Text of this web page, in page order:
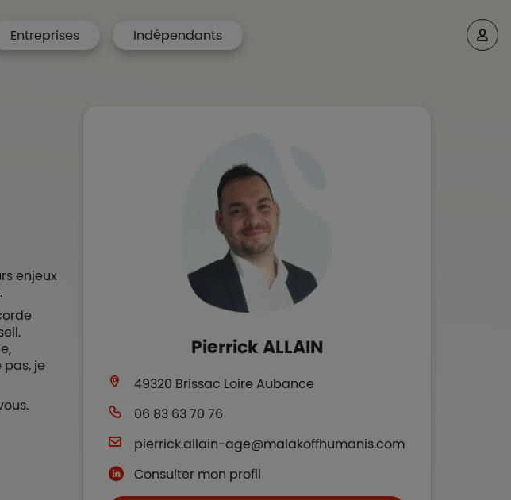
Entreprises Indépendants
enjeux
pas, je
PierrickALLAIN
49320 Brissac Loire Aubance
06 83 63 70 76
pierrick.allain-age@malakoffhumanis.com
Consulter mon profil